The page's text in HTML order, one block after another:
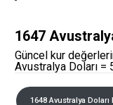
1647
Güncel kur
Avustralya Doları =
1648 Avustralya Doları